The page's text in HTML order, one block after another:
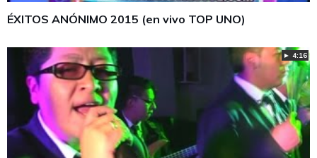
ÉXITOS ANÓNIMO 2015 (en vivo TOP UNO)
► 4:16